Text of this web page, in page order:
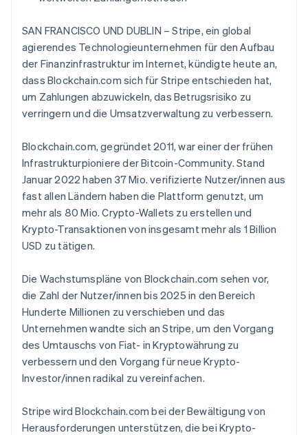
Betrugsprävention
Atlas
Start-up-Gründung
Climate
CO₂-Entnahme
Identity
Online-Identitätsprüfung
Stripe-Sessions 2026
Erfahren Sie, wie Stripe Lösungen für
Jetzt ansehen
Partner
Stripe App-Marktplatz
SAN FRANCISCO UND DUBLIN – Stripe, ein global
agierendes Technologieunternehmen für den Aufbau
der Finanzinfrastruktur im Internet, kündigte heute an,
dass Blockchain.com sich für Stripe entschieden hat,
um Zahlungen abzuwickeln, das Betrugsrisiko zu
verringern und die Umsatzverwaltung zu verbessern.
Blockchain.com, gegründet 2011, war einer der frühen
Infrastrukturpioniere der Bitcoin-Community. Stand
Januar 2022 haben 37 Mio. verifizierte Nutzer/innen aus
fast allen Ländern haben die Plattform genutzt, um
mehr als 80 Mio. Crypto-Wallets zu erstellen und
Krypto-Transaktionen von insgesamt mehr als 1 Billion
USD zu tätigen.
Die Wachstumspläne von Blockchain.com sehen vor,
die Zahl der Nutzer/innen bis 2025 in den Bereich
Hunderte Millionen zu verschieben und das
Unternehmen wandte sich an Stripe, um den Vorgang
des Umtauschs von Fiat- in Kryptowährung zu
verbessern und den Vorgang für neue Krypto-
Investor/innen radikal zu vereinfachen.
Stripe wird Blockchain.com bei der Bewältigung von
Herausforderungen unterstützen, die bei Krypto-